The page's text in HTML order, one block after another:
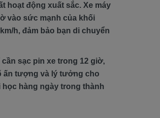
hoạt động xuất sắc. Xe máy
vào sức mạnh của khối
h, đảm bảo bạn di chuyển
sạc pin xe trong 12 giờ,
ấn tượng và lý tưởng cho
hàng ngày trong thành